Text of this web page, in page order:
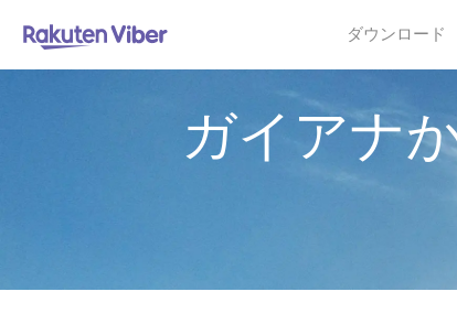
ダウンロード
ガイアナ